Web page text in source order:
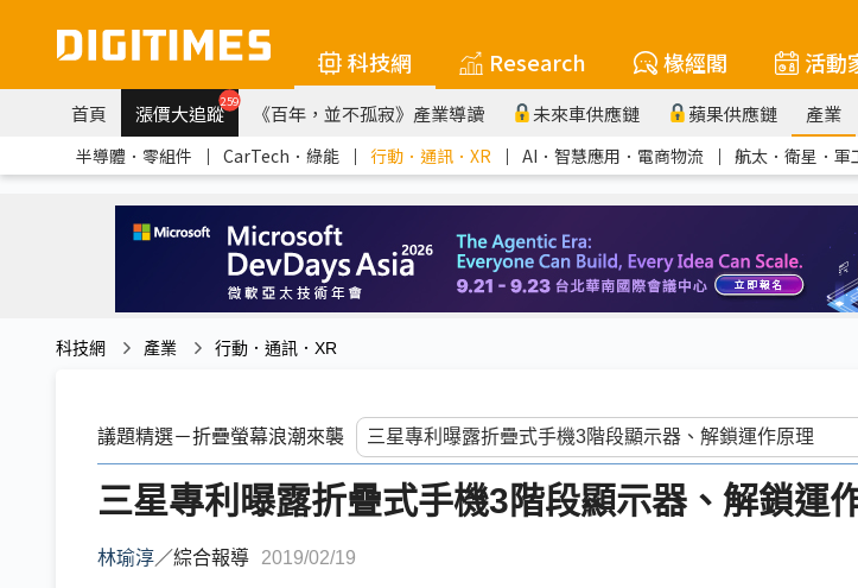
科技網 Research 椽經閣 活動
首頁 漲價大追蹤259 《百年，並不孤寂》產業導讀 未來車供應鏈 蘋果供應鏈 產業
半導體．零組件 ｜ CarTech．綠能 ｜ 行動．通訊．XR ｜ AI．智慧應用．電商物流 ｜ 航太．衛星．軍
科技網 產業 行動．通訊．XR
議題精選－折疊螢幕浪潮來襲
三星專利曝露折疊式手機3階段顯示器、解鎖運
林瑜淳／綜合報導 2019/02/19